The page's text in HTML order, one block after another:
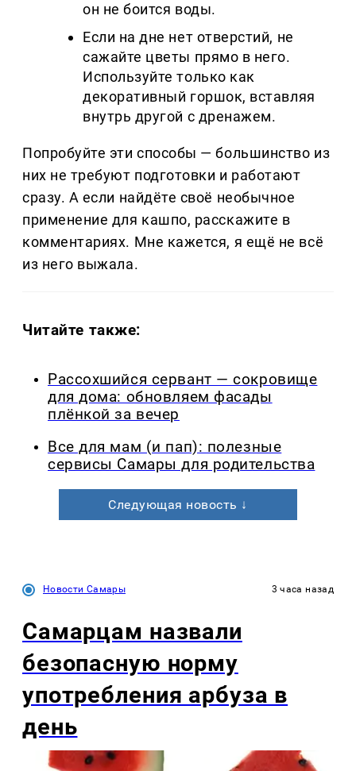
он не боится воды.
Если на дне нет отверстий, не
сажайте цветы прямо в него.
Используйте только как
декоративный горшок, вставляя
внутрь другой с дренажем.
Попробуйте эти способы — большинство из
них не требуют подготовки и работают
сразу. А если найдёте своё необычное
применение для кашпо, расскажите в
комментариях. Мне кажется, я ещё не всё
из него выжала.
Читайте также:
Рассохшийся сервант — сокровище
для дома: обновляем фасады
плёнкой за вечер
Все для мам (и пап): полезные
сервисы Самары для родительства
Следующая новость ↓
Новости Самары 3 часа назад
Самарцам назвали
безопасную норму
употребления арбуза в
день